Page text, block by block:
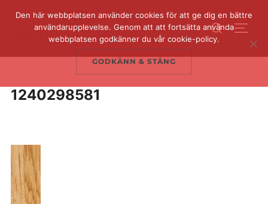
Sök
efter:
1240298581
Den här webbplatsen använder cookies för att ge dig en bättre
användarupplevelse. Genom att att fortsätta använda
webbplatsen godkänner du vår cookie-policy.
GODKÄNN & STÄNG